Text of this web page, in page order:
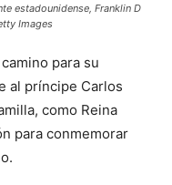
estadounidense, Franklin D
Images
para su
al príncipe Carlos
como Reina
para conmemorar